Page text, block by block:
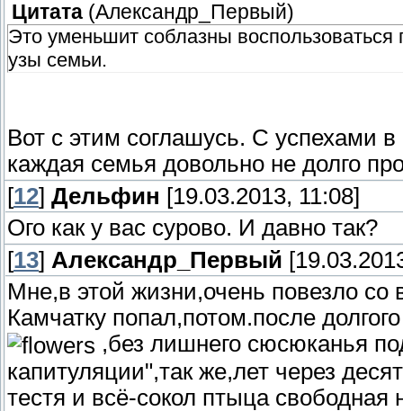
Цитата (Александр_Первый)
Это уменьшит соблазны
узы семьи.
Вот с этим соглашусь. С успехами
каждая семья довольно не долго
[12] Дельфин [19.03.2013, 11:08]
Ого как у вас сурово. И давно так?
[13] Александр_Первый
Мне,в этой жизни,очень повезло со
Камчатку попал,потом.после
,без лишнего сюсюканья
капитуляции",так же,лет через
тестя и всё-сокол птыца свободная